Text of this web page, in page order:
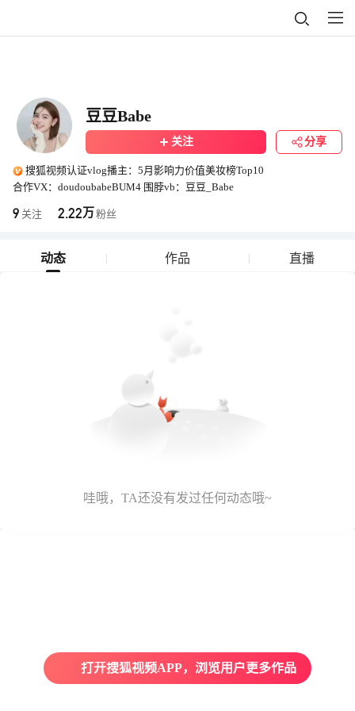
豆豆Babe
关注 分享
搜狐视频认证vlog播主：5月影响力价值美妆榜Top10
合作VX：doudoubabeBUM4 围脖vb：豆豆_Babe
9 关注 2.22万 粉丝
动态 作品 直播
哇哦，TA还没有发过任何动态哦~
打开搜狐视频APP，浏览用户更多作品